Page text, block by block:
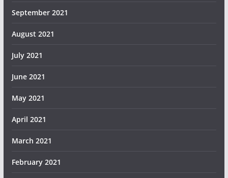
September 2021
August 2021
July 2021
June 2021
May 2021
April 2021
March 2021
February 2021